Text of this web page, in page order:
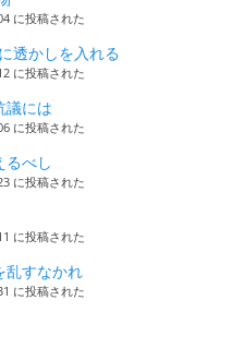
に投稿された
透かしを入れる
に投稿された
議には
に投稿された
るべし
に投稿された
に投稿された
乱すなかれ
に投稿された